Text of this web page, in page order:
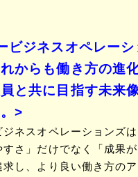
ビジネスオペレーシ
からも働き方の進
と共に目指す未来
>
ジネスオペレーションズ
すさ」だけでなく「成果
求し、より良い働き方の